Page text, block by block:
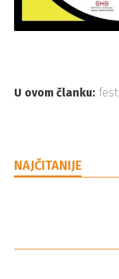
U ovom članku:
NAJČITANIJE